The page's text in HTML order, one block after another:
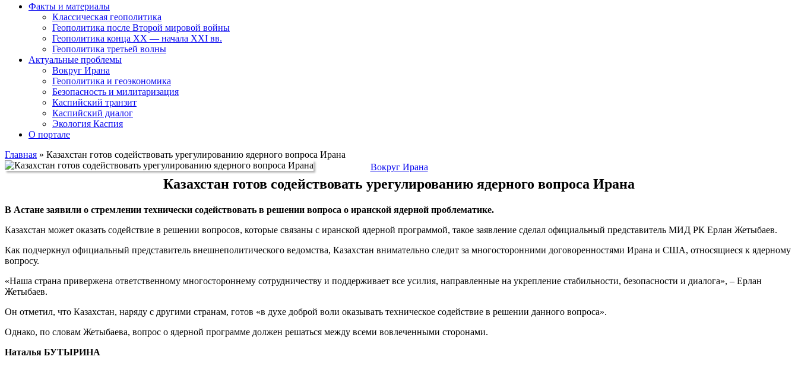
Факты и материалы
Классическая геополитика
Геополитика после Второй мировой войны
Геополитика конца XX — начала XXI вв.
Геополитика третьей волны
Актуальные проблемы
Вокруг Ирана
Геополитика и геоэкономика
Безопасность и милитаризация
Каспийский транзит
Каспийский диалог
Экология Каспия
О портале
Главная » Казахстан готов содействовать урегулированию ядерного вопроса Ирана
Вокруг Ирана
Казахстан готов содействовать урегулированию ядерного вопроса Ирана
В Астане заявили о стремлении технически содействовать в решении вопроса о иранской ядерной проблематике.
Казахстан может оказать содействие в решении вопросов, которые связаны с иранской ядерной программой, такое заявление сделал официальный представитель МИД РК Ерлан Жетыбаев.
Как подчеркнул официальный представитель внешнеполитического ведомства, Казахстан внимательно следит за многосторонними договоренностями Ирана и США, относящиеся к ядерному
вопросу.
«Наша страна привержена ответственному многостороннему сотрудничеству и поддерживает все усилия, направленные на укрепление стабильности, безопасности и диалога», – Ерлан
Жетыбаев.
Он отметил, что Казахстан, наряду с другими странам, готов «в духе доброй воли оказывать техническое содействие в решении данного вопроса».
Однако, по словам Жетыбаева, вопрос о ядерной программе должен решаться между всеми вовлеченными сторонами.
Наталья БУТЫРИНА